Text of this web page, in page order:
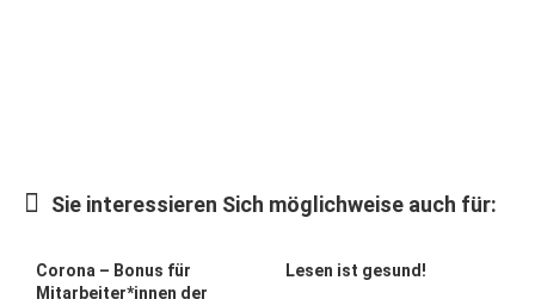
Forum Gesundheit
Sie interessieren Sich möglichweise auch für:
Corona – Bonus für
Mitarbeiter*innen der
Lesen ist gesund!